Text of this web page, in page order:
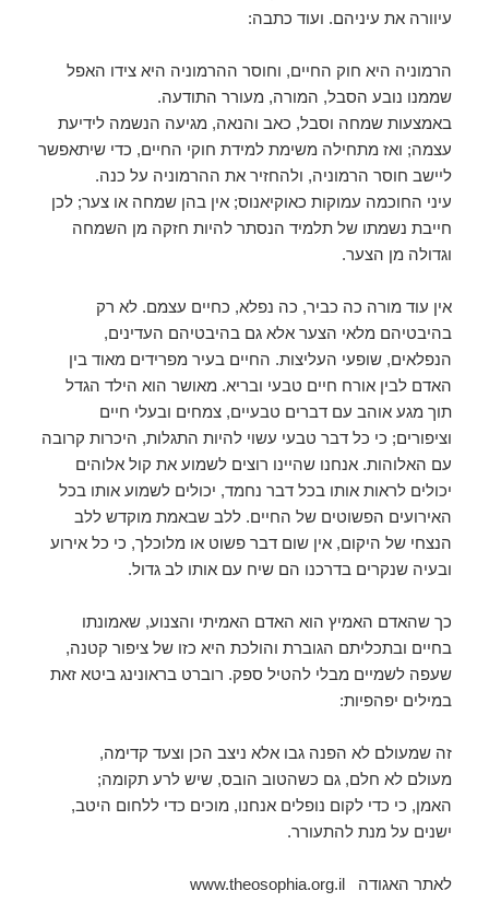
עיוורה את עיניהם. ועוד כתבה:
הרמוניה היא חוק החיים, וחוסר ההרמוניה היא צידו האפל
שממנו נובע הסבל, המורה, מעורר התודעה.
באמצעות שמחה וסבל, כאב והנאה, מגיעה הנשמה לידיעת
עצמה; ואז מתחילה משימת למידת חוקי החיים, כדי שיתאפשר
ליישב חוסר הרמוניה, ולהחזיר את ההרמוניה על כנה.
עיני החוכמה עמוקות כאוקיאנוס; אין בהן שמחה או צער; לכן
חייבת נשמתו של תלמיד הנסתר להיות חזקה מן השמחה
וגדולה מן הצער.
אין עוד מורה כה כביר, כה נפלא, כחיים עצמם. לא רק
בהיבטיהם מלאי הצער אלא גם בהיבטיהם העדינים,
הנפלאים, שופעי העליצות. החיים בעיר מפרידים מאוד בין
האדם לבין אורח חיים טבעי ובריא. מאושר הוא הילד הגדל
תוך מגע אוהב עם דברים טבעיים, צמחים ובעלי חיים
וציפורים; כי כל דבר טבעי עשוי להיות התגלות, היכרות קרובה
עם האלוהות. אנחנו שהיינו רוצים לשמוע את קול אלוהים
יכולים לראות אותו בכל דבר נחמד, יכולים לשמוע אותו בכל
האירועים הפשוטים של החיים. ללב שבאמת מוקדש ללב
הנצחי של היקום, אין שום דבר פשוט או מלוכלך, כי כל אירוע
ובעיה שנקרים בדרכנו הם שיח עם אותו לב גדול.
כך שהאדם האמיץ הוא האדם האמיתי והצנוע, שאמונתו
בחיים ובתכליתם הגוברת והולכת היא כזו של ציפור קטנה,
שעפה לשמיים מבלי להטיל ספק. רוברט בראונינג ביטא זאת
במילים יפהפיות:
זה שמעולם לא הפנה גבו אלא ניצב הכן וצעד קדימה,
מעולם לא חלם, גם כשהטוב הובס, שיש לרע תקומה;
האמן, כי כדי לקום נופלים אנחנו, מוכים כדי ללחום היטב,
ישנים על מנת להתעורר.
לאתר האגודה www.theosophia.org.il